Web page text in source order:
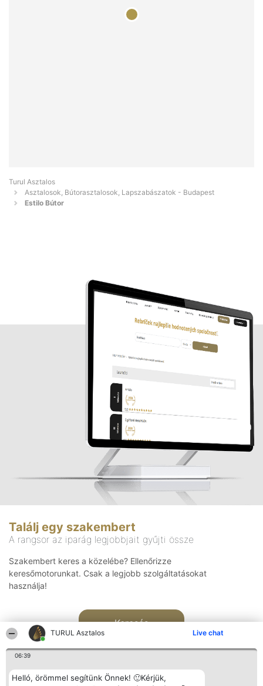
TURUL Asztalos Live chat
06:39
Helló, örömmel segítünk Önnek! 🙂Kérjük,
Turul Asztalos
Asztalosok, Bútorasztalosok, Lapszabászatok - Budapest
Estilo Bútor
Találj egy szakembert
A rangsor az iparág legjobbjait gyűjti össze
Szakembert keres a közelébe? Ellenőrizze
keresőmotorunkat. Csak a legjobb szolgáltatásokat
használja!
Keresés